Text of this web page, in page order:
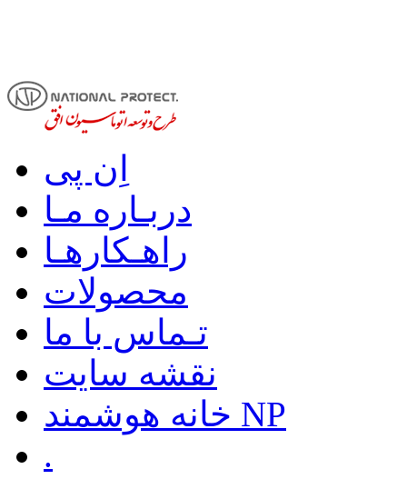
اِن پی
دربـاره مـا
راهـکارهـا
محصولات
تـماس با ما
نقشه سایت
خانه هوشمند NP
.